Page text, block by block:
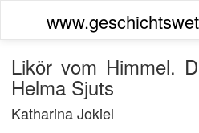
Likör vom Himmel.
Helma Sjuts
Katharina Jokiel